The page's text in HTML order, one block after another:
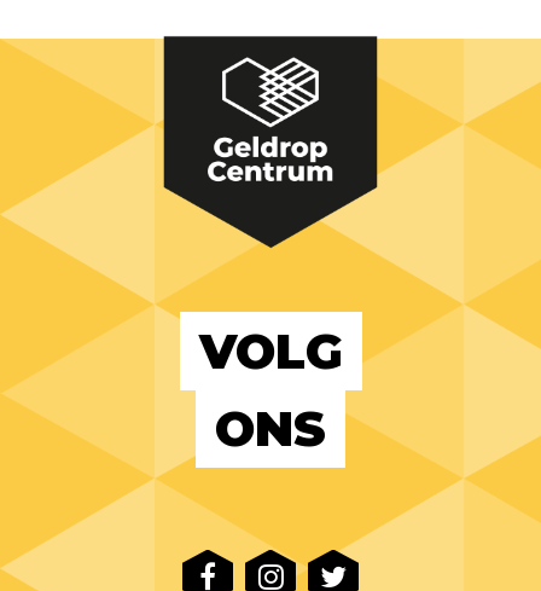
VOLG
ONS